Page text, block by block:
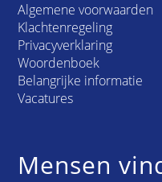
Algemene voorwaarden
Klachtenregeling
Privacyverklaring
Woordenboek
Belangrijke informatie
Vacatures
Mensen